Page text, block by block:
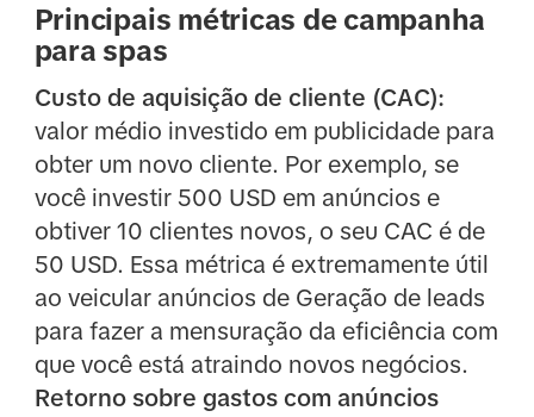
Principais métricas de campanha
para spas
Custo de aquisição de cliente (CAC):
valor médio investido em publicidade para
obter um novo cliente. Por exemplo, se
você investir 500 USD em anúncios e
obtiver 10 clientes novos, o seu CAC é de
50 USD. Essa métrica é extremamente útil
ao veicular anúncios de Geração de leads
para fazer a mensuração da eficiência com
que você está atraindo novos negócios.
Retorno sobre gastos com anúncios